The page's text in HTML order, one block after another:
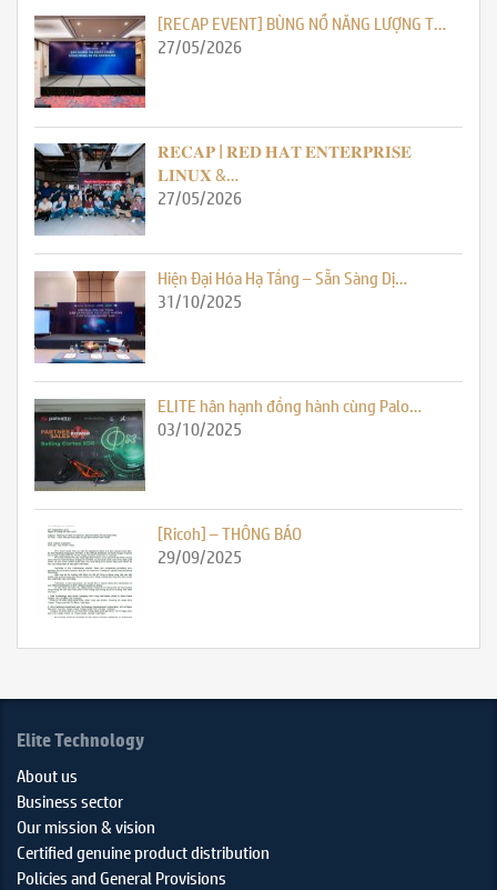
[RECAP EVENT] BÙNG NỔ NĂNG LƯỢNG T…
27/05/2026
𝐑𝐄𝐂𝐀𝐏 | 𝐑𝐄𝐃 𝐇𝐀𝐓 𝐄𝐍𝐓𝐄𝐑𝐏𝐑𝐈𝐒𝐄
𝐋𝐈𝐍𝐔𝐗 &…
27/05/2026
Hiện Đại Hóa Hạ Tầng – Sẵn Sàng Dị…
31/10/2025
ELITE hân hạnh đồng hành cùng Palo…
03/10/2025
[Ricoh] – THÔNG BÁO
29/09/2025
Elite Technology
About us
Business sector
Our mission & vision
Certified genuine product distribution
Policies and General Provisions